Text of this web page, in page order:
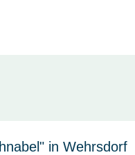
in Wehrsdorf